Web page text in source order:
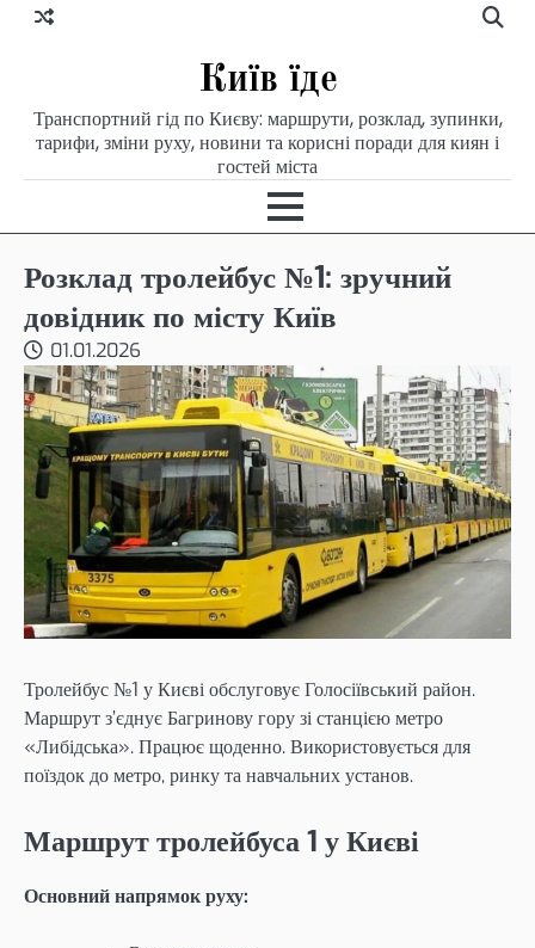
Київ їде
Транспортний гід по Києву: маршрути, розклад, зупинки,
тарифи, зміни руху, новини та корисні поради для киян і
гостей міста
Розклад тролейбус №1: зручний
довідник по місту Київ
01.01.2026
Тролейбус №1 у Києві обслуговує Голосіївський район.
Маршрут з’єднує Багринову гору зі станцією метро
«Либідська». Працює щоденно. Використовується для
поїздок до метро, ринку та навчальних установ.
Маршрут тролейбуса 1 у Києві
Основний напрямок руху: